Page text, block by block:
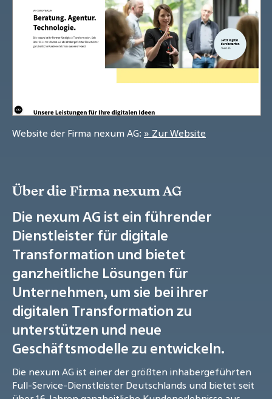
Website der Firma nexum AG: » Zur Website
Über die Firma nexum AG
Die nexum AG ist ein führender
Dienstleister für digitale
Transformation und bietet
ganzheitliche Lösungen für
Unternehmen, um sie bei ihrer
digitalen Transformation zu
unterstützen und neue
Geschäftsmodelle zu entwickeln.
Die nexum AG ist einer der größten inhabergeführten
Full-Service-Dienstleister Deutschlands und bietet seit